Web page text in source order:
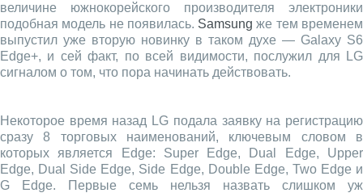
величине южнокорейского производителя электроники
подобная модель не появилась. Samsung же тем временем
выпустил уже вторую новинку в таком духе — Galaxy S6
Edge+, и сей факт, по всей видимости, послужил для LG
сигналом о том, что пора начинать действовать.
Некоторое время назад LG подала заявку на регистрацию
сразу 8 торговых наименований, ключевым словом в
которых является Edge: Super Edge, Dual Edge, Upper
Edge, Dual Side Edge, Side Edge, Double Edge, Two Edge и
G Edge. Первые семь нельзя назвать слишком уж